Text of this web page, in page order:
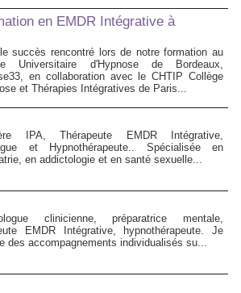
en EMDR Intégrative à
succès rencontré lors de notre formation au
Universitaire d'Hypnose de Bordeaux,
en collaboration avec le CHTIP Collège
et Thérapies Intégratives de Paris...
IPA, Thérapeute EMDR Intégrative,
et Hypnothérapeute.. Spécialisée en
en addictologie et en santé sexuelle...
clinicienne, préparatrice mentale,
EMDR Intégrative, hypnothérapeute. Je
des accompagnements individualisés su...